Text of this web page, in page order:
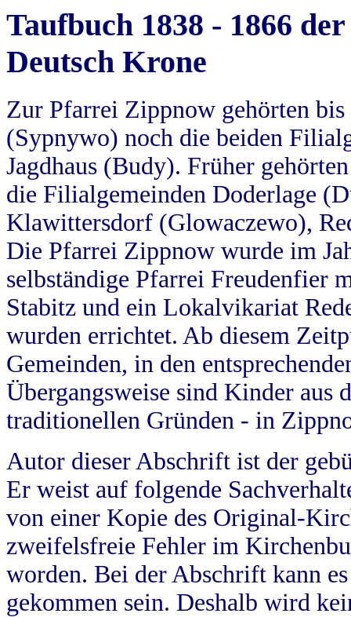
Taufbuch 1838 - 1866
Deutsch Krone
Zur Pfarrei Zippnow gehörten
(Sypnywo) noch die beiden
Jagdhaus (Budy). Früher
die Filialgemeinden Doderlage
Klawittersdorf (Glowaczewo),
Die Pfarrei Zippnow wurde im
selbständige Pfarrei Freudenfier
Stabitz und ein Lokalvikariat
wurden errichtet. Ab diesem
Gemeinden, in den
Übergangsweise sind Kinder aus
traditionellen Gründen - in
Autor dieser Abschrift ist der
Er weist auf folgende
von einer Kopie des Original-
zweifelsfreie Fehler im
worden. Bei der Abschrift kann
gekommen sein. Deshalb wird